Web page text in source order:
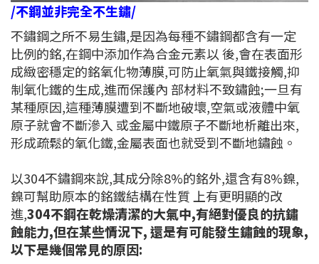
/不鋼並非完全不生鏽/
不鏽鋼之所不易生鏽,是因為每種不鏽鋼都含有一定
比例的銘,在鋼中添加作為合金元素以 後,會在表面形
成緻密穩定的銘氧化物薄膜,可防止氧氣與鐵接觸,抑
制氧化鐵的生成,進而保護內 部材料不致鏽蝕;一旦有
某種原因,這種薄膜遭到不斷地破壞,空氣或液體中氧
原子就會不斷滲入 或金屬中鐵原子不斷地析離出來,
形成疏鬆的氧化鐵,金屬表面也就受到不斷地鏽蝕。
以304不鏽鋼來說,其成分除8%的銘外,還含有8%鎳,
鎳可幫助原本的銘鐵結構在性質 上有更明顯的改
進,304不鋼在乾燥清潔的大氣中,有絕對優良的抗鏽
蝕能力,但在某些情況下, 還是有可能發生鏽蝕的現象,
以下是幾個常見的原因: